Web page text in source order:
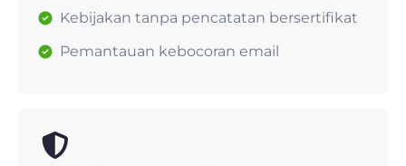
Kebijakan tanpa pencatatan bersertifikat
Pemantauan kebocoran email